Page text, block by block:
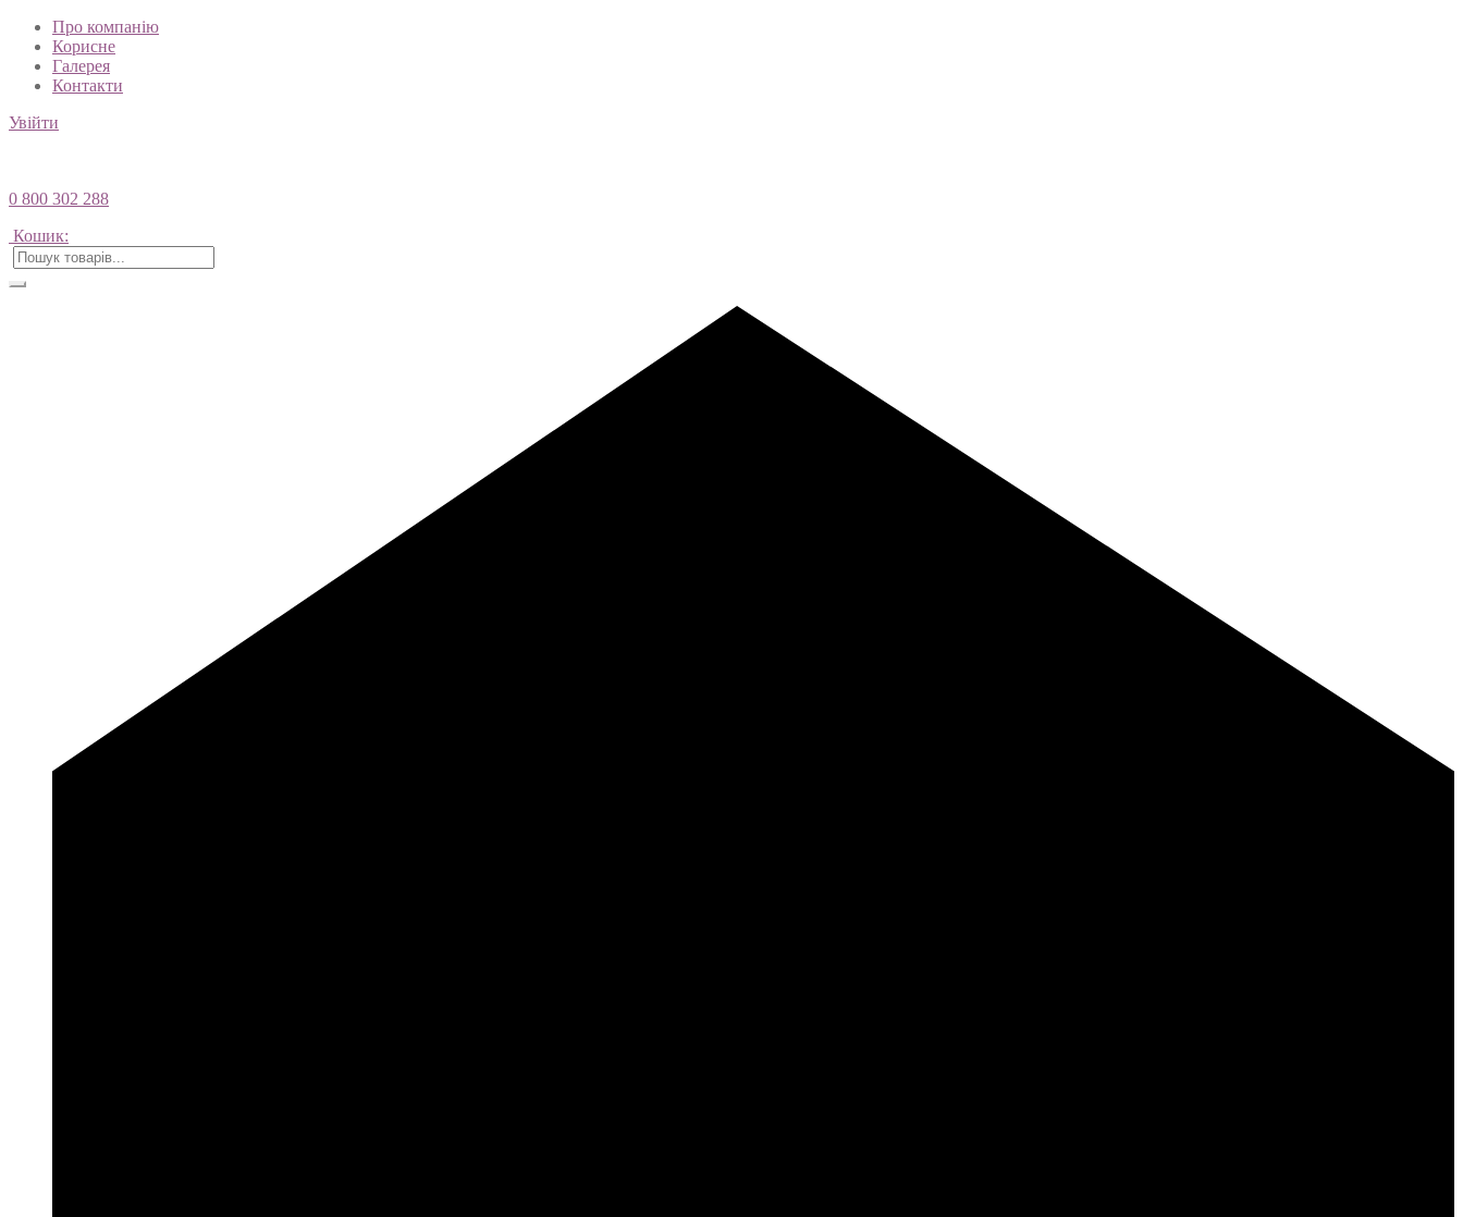
Про компанію
Корисне
Галерея
Контакти
Увійти
0 800 302 288
Кошик: